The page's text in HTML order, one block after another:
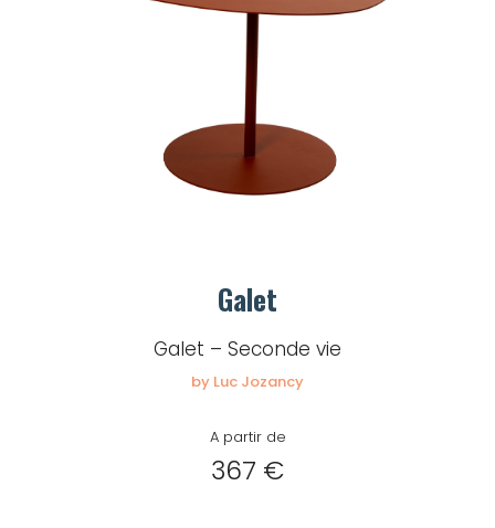
Galet
Galet – Seconde vie
by Luc Jozancy
A partir de
367 €